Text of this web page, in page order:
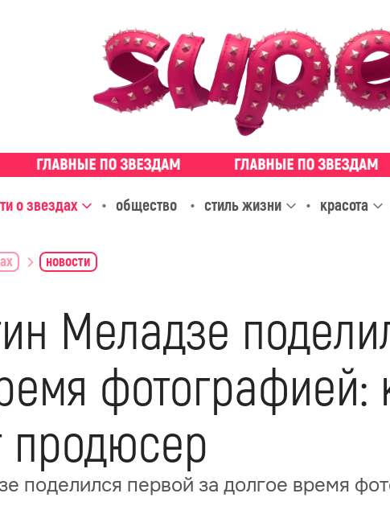
о звездах общество стиль жизни красота
новости
Меладзе
фотографией:
продюсер
поделился первой за долгое время